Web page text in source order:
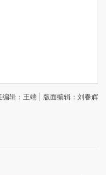
编辑：王端 | 版面编辑：刘春辉